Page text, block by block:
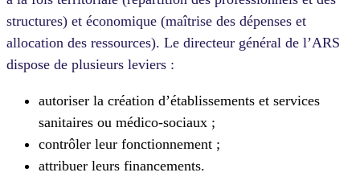
structures) et économique (maîtrise des dépenses et
allocation des ressources). Le directeur général de l’ARS
dispose de plusieurs leviers :
autoriser la création d’établissements et services
sanitaires ou médico-sociaux ;
contrôler leur fonctionnement ;
attribuer leurs financements.